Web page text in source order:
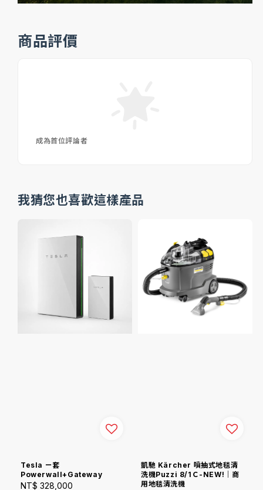
商品評價
成為首位評論者
我猜您也喜歡這樣產品
Tesla ㄧ套
Powerwall+Gateway
Regular
NT$ 328,000
凱馳 Kärcher 噴抽式地毯清
洗機Puzzi 8/1Ｃ-NEW!｜商
用地毯清洗機